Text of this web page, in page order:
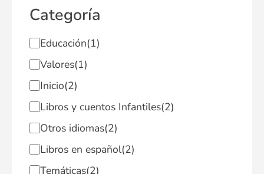
Categoría
Educación(1)
Valores(1)
Inicio(2)
Libros y cuentos Infantiles(2)
Otros idiomas(2)
Libros en español(2)
Temáticas(2)